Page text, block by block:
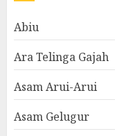
Abiu
Ara Telinga Gajah
Asam Arui-Arui
Asam Gelugur